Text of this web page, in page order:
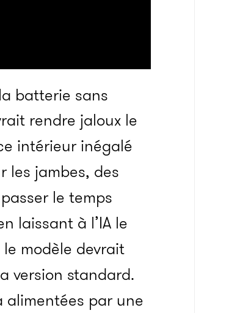
batterie sans
rendre jaloux le
intérieur inégalé
les jambes, des
le temps
laissant à l’IA le
modèle devrait
version standard.
alimentées par une